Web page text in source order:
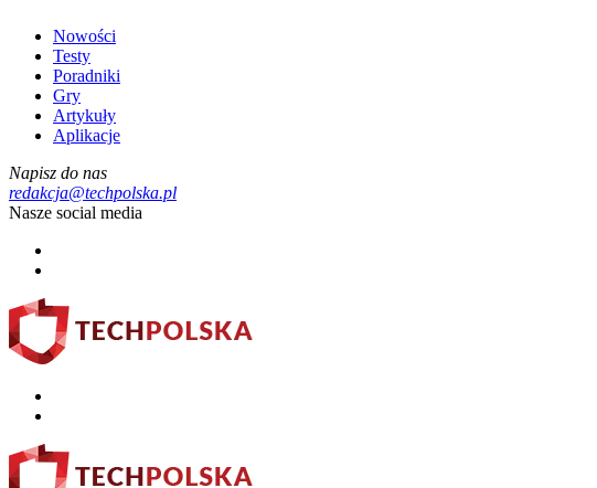
Nowości
Testy
Poradniki
Gry
Artykuły
Aplikacje
Napisz do nas
redakcja@techpolska.pl
Nasze social media